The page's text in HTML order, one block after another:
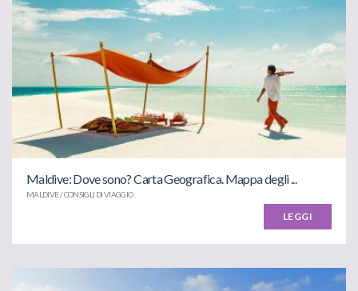
Maldive: Dove sono? Carta Geografica. Mappa degli ...
MALDIVE / CONSIGLI DI VIAGGIO
LEGGI